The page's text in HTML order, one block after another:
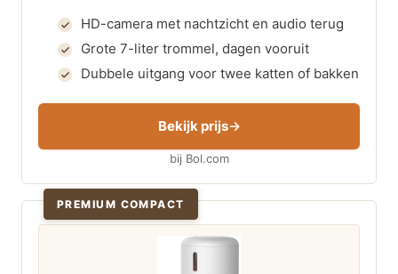
HD-camera met nachtzicht en audio terug
Grote 7-liter trommel, dagen vooruit
Dubbele uitgang voor twee katten of bakken
Bekijk prijs
bij Bol.com
PREMIUM COMPACT